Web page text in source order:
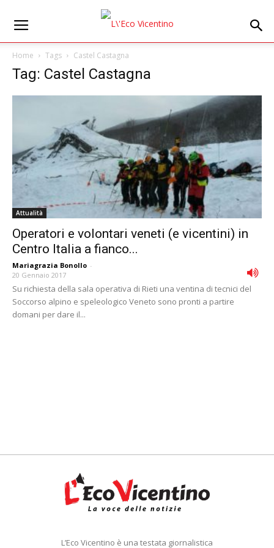
Home Tags Castel Castagna
Tag: Castel Castagna
Attualità
Operatori e volontari veneti (e vicentini) in
Centro Italia a fianco...
Mariagrazia Bonollo -
20 Gennaio 2017
Su richiesta della sala operativa di Rieti una ventina di tecnici del
Soccorso alpino e speleologico Veneto sono pronti a partire
domani per dare il...
L’Eco Vicentino è una testata giornalistica